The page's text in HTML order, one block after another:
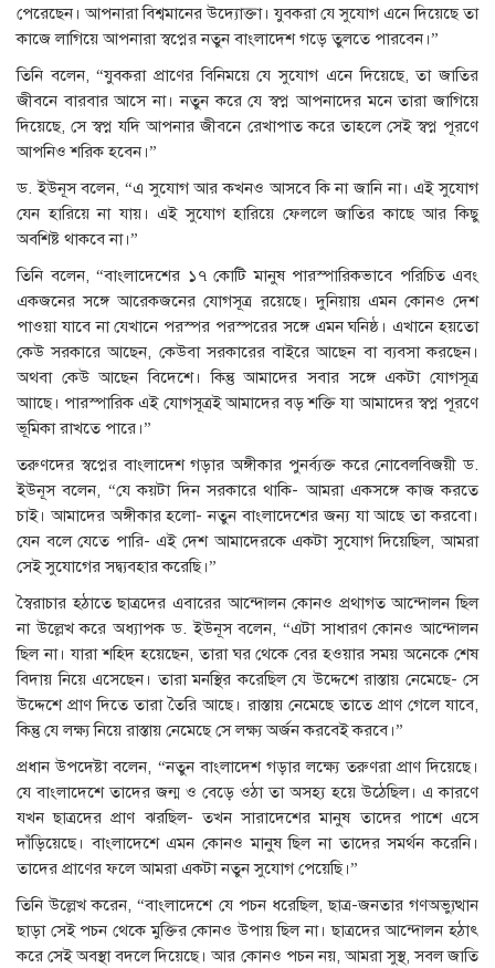
পেরেছেন। আপনারা বিশ্বমানের উদ্যোক্তা। যুবকরা যে সুযোগ এনে দিয়েছে তা
কাজে লাগিয়ে আপনারা স্বপ্নের নতুন বাংলাদেশ গড়ে তুলতে পারবেন।”
তিনি বলেন, “যুবকরা প্রাণের বিনিময়ে যে সুযোগ এনে দিয়েছে, তা জাতির
জীবনে বারবার আসে না। নতুন করে যে স্বপ্ন আপনাদের মনে তারা জাগিয়ে
দিয়েছে, সে স্বপ্ন যদি আপনার জীবনে রেখাপাত করে তাহলে সেই স্বপ্ন পূরণে
আপনিও শরিক হবেন।”
ড. ইউনূস বলেন, “এ সুযোগ আর কখনও আসবে কি না জানি না। এই সুযোগ
যেন হারিয়ে না যায়। এই সুযোগ হারিয়ে ফেললে জাতির কাছে আর কিছু
অবশিষ্ট থাকবে না।”
তিনি বলেন, “বাংলাদেশের ১৭ কোটি মানুষ পারস্পারিকভাবে পরিচিত এবং
একজনের সঙ্গে আরেকজনের যোগসূত্র রয়েছে। দুনিয়ায় এমন কোনও দেশ
পাওয়া যাবে না যেখানে পরস্পর পরস্পরের সঙ্গে এমন ঘনিষ্ঠ। এখানে হয়তো
কেউ সরকারে আছেন, কেউবা সরকারের বাইরে আছেন বা ব্যবসা করছেন।
অথবা কেউ আছেন বিদেশে। কিন্তু আমাদের সবার সঙ্গে একটা যোগসূত্র
আাছে। পারস্পারিক এই যোগসূত্রই আমাদের বড় শক্তি যা আমাদের স্বপ্ন পূরণে
ভূমিকা রাখতে পারে।”
তরুণদের স্বপ্নের বাংলাদেশ গড়ার অঙ্গীকার পুনর্ব্যক্ত করে নোবেলবিজয়ী ড.
ইউনূস বলেন, “যে কয়টা দিন সরকারে থাকি- আমরা একসঙ্গে কাজ করতে
চাই। আমাদের অঙ্গীকার হলো- নতুন বাংলাদেশের জন্য যা আছে তা করবো।
যেন বলে যেতে পারি- এই দেশ আমাদেরকে একটা সুযোগ দিয়েছিল, আমরা
সেই সুযোগের সদ্ব্যবহার করেছি।”
স্বৈরাচার হঠাতে ছাত্রদের এবারের আন্দোলন কোনও প্রথাগত আন্দোলন ছিল
না উল্লেখ করে অধ্যাপক ড. ইউনূস বলেন, “এটা সাধারণ কোনও আন্দোলন
ছিল না। যারা শহিদ হয়েছেন, তারা ঘর থেকে বের হওয়ার সময় অনেকে শেষ
বিদায় নিয়ে এসেছেন। তারা মনস্থির করেছিল যে উদ্দেশে রাস্তায় নেমেছে- সে
উদ্দেশে প্রাণ দিতে তারা তৈরি আছে। রাস্তায় নেমেছে তাতে প্রাণ গেলে যাবে,
কিন্তু যে লক্ষ্য নিয়ে রাস্তায় নেমেছে সে লক্ষ্য অর্জন করবেই করবে।”
প্রধান উপদেষ্টা বলেন, “নতুন বাংলাদেশ গড়ার লক্ষ্যে তরুণরা প্রাণ দিয়েছে।
যে বাংলাদেশে তাদের জন্ম ও বেড়ে ওঠা তা অসহ্য হয়ে উঠেছিল। এ কারণে
যখন ছাত্রদের প্রাণ ঝরছিল- তখন সারাদেশের মানুষ তাদের পাশে এসে
দাঁড়িয়েছে। বাংলাদেশে এমন কোনও মানুষ ছিল না তাদের সমর্থন করেনি।
তাদের প্রাণের ফলে আমরা একটা নতুন সুযোগ পেয়েছি।”
তিনি উল্লেখ করেন, “বাংলাদেশে যে পচন ধরেছিল, ছাত্র-জনতার গণঅভ্যুত্থান
ছাড়া সেই পচন থেকে মুক্তির কোনও উপায় ছিল না। ছাত্রদের আন্দোলন হঠাৎ
করে সেই অবস্থা বদলে দিয়েছে। আর কোনও পচন নয়, আমরা সুস্থ, সবল জাতি